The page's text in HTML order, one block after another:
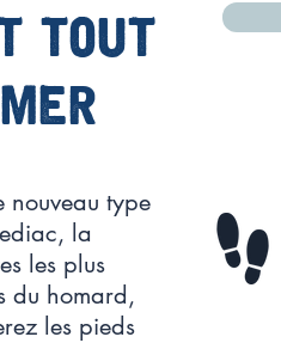
tout
nouveau type
la
les plus
du homard,
les pieds